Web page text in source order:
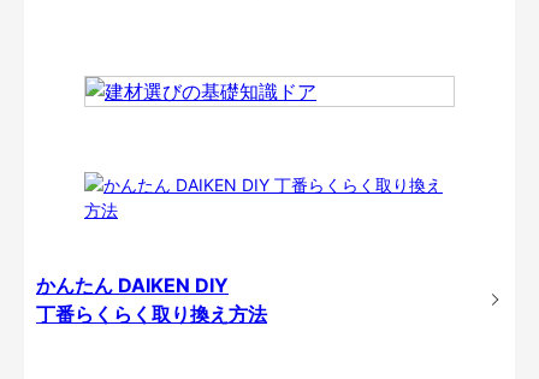
かんたん DAIKEN DIY
丁番らくらく取り換え方法